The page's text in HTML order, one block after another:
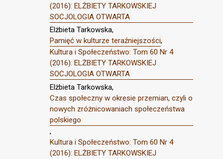
(2016): ELŻBIETY TARKOWSKIEJ
SOCJOLOGIA OTWARTA
Elżbieta Tarkowska,
Pamięć w kulturze teraźniejszości,
Kultura i Społeczeństwo: Tom 60 Nr 4
(2016): ELŻBIETY TARKOWSKIEJ
SOCJOLOGIA OTWARTA
Elżbieta Tarkowska,
Czas społeczny w okresie przemian, czyli o
nowych zróżnicowaniach społeczeństwa
polskiego
,
Kultura i Społeczeństwo: Tom 60 Nr 4
(2016): ELŻBIETY TARKOWSKIEJ